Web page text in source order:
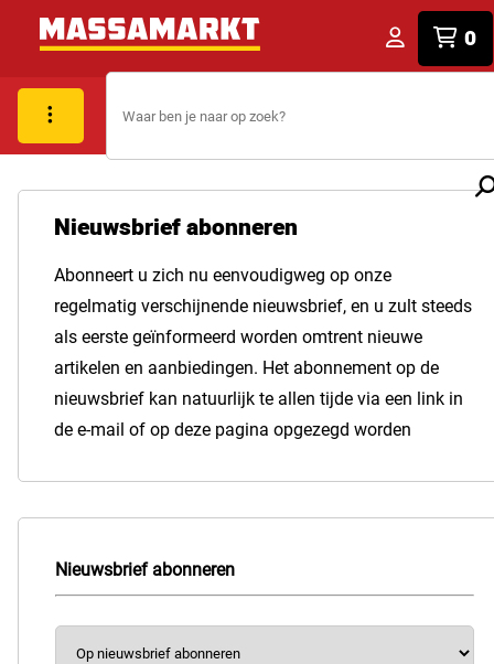
0
Nieuwsbrief abonneren
Abonneert u zich nu eenvoudigweg op onze
regelmatig verschijnende nieuwsbrief, en u zult steeds
als eerste geïnformeerd worden omtrent nieuwe
artikelen en aanbiedingen. Het abonnement op de
nieuwsbrief kan natuurlijk te allen tijde via een link in
de e-mail of op deze pagina opgezegd worden
Nieuwsbrief abonneren